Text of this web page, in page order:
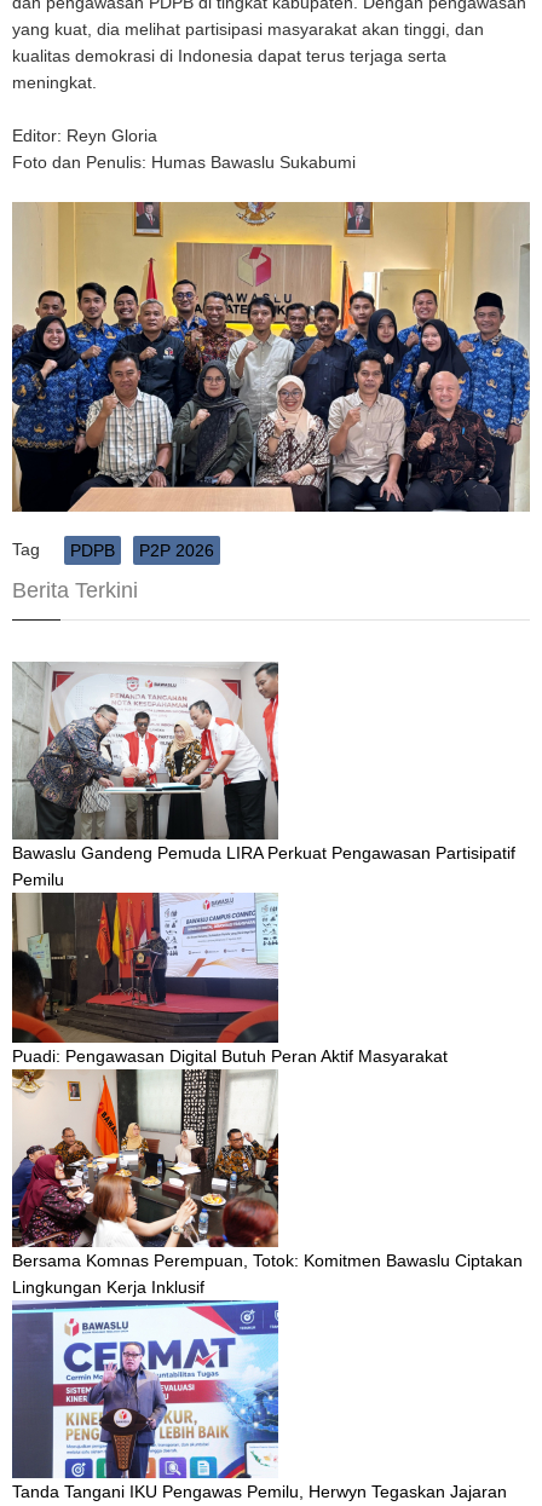
yang kuat, dia melihat partisipasi masyarakat akan tinggi, dan
kualitas demokrasi di Indonesia dapat terus terjaga serta
meningkat.
Editor: Reyn Gloria
Foto dan Penulis: Humas Bawaslu Sukabumi
Tag PDPB P2P 2026
Berita Terkini
Bawaslu Gandeng Pemuda LIRA Perkuat Pengawasan Partisipatif
Pemilu
Puadi: Pengawasan Digital Butuh Peran Aktif Masyarakat
Bersama Komnas Perempuan, Totok: Komitmen Bawaslu Ciptakan
Lingkungan Kerja Inklusif
Tanda Tangani IKU Pengawas Pemilu, Herwyn Tegaskan Jajaran